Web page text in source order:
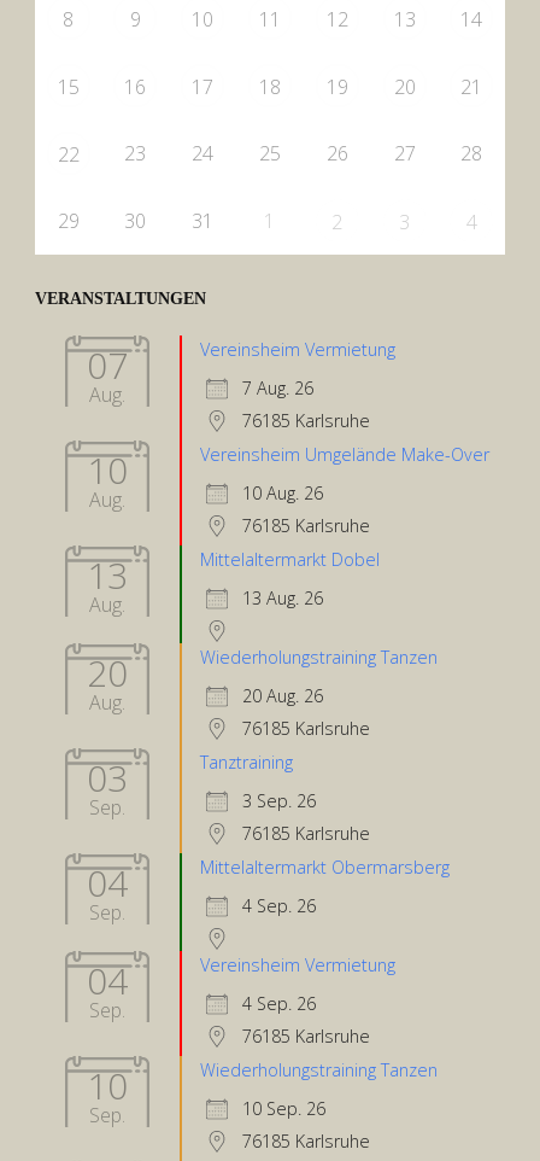
8 9 10 11 12 13 14
15 16 17 18 19 20 21
22 23 24 25 26 27 28
29 30 31 1 2 3 4
VERANSTALTUNGEN
07
Aug.
Vereinsheim Vermietung
7 Aug. 26
76185 Karlsruhe
10
Aug.
Vereinsheim Umgelände Make-Over
10 Aug. 26
76185 Karlsruhe
13
Aug.
Mittelaltermarkt Dobel
13 Aug. 26
20
Aug.
Wiederholungstraining Tanzen
20 Aug. 26
76185 Karlsruhe
03
Sep.
Tanztraining
3 Sep. 26
76185 Karlsruhe
04
Sep.
Mittelaltermarkt Obermarsberg
4 Sep. 26
04
Sep.
Vereinsheim Vermietung
4 Sep. 26
76185 Karlsruhe
10
Sep.
Wiederholungstraining Tanzen
10 Sep. 26
76185 Karlsruhe